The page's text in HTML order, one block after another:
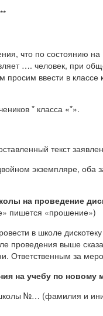
что по состоянию
…. человек, при
просим ввести в
* класса «*».
текст
экземпляре, оба
на проведение
пишется «прошение»)
в школе
проведения выше
Ответственным за
на учебу по новому
№… (фамилия и